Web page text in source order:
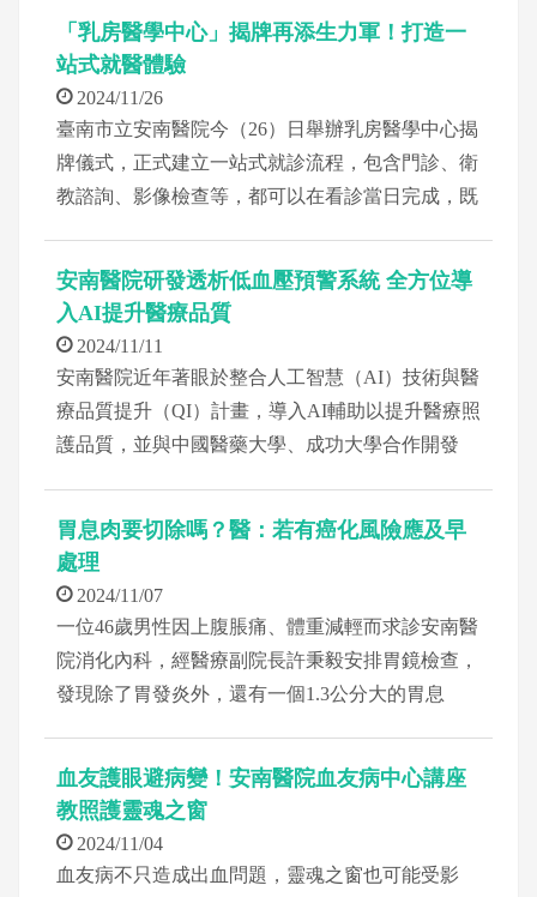
局副局長黃文正等市府貴賓一同見證。
「乳房醫學中心」揭牌再添生力軍！打造一
站式就醫體驗
2024/11/26
臺南市立安南醫院今（26）日舉辦乳房醫學中心揭
牌儀式，正式建立一站式就診流程，包含門診、衛
教諮詢、影像檢查等，都可以在看診當日完成，既
藥大學附設醫院乳房外科主任暨乳癌團隊負責人劉
良智，於每週二下午1點駐診。安南醫院院長林聖
哲表示，乳房醫學中心啟用與劉良智主任的加入可
謂「雙喜臨門」，並期許未來能提供患者更完善的
醫療體驗。
安南醫院研發透析低血壓預警系統 全方位導
入AI提升醫療品質
2024/11/11
安南醫院近年著眼於整合人工智慧（AI）技術與醫
療品質提升（QI）計畫，導入AI輔助以提升醫療照
護品質，並與中國醫藥大學、成功大學合作開發
的準確率，在接受者操作特徵（ROC）曲線下面積
更達95%以上，顯示具有極佳的預測能力。
胃息肉要切除嗎？醫：若有癌化風險應及早
處理
2024/11/07
一位46歲男性因上腹脹痛、體重減輕而求診安南醫
院消化內科，經醫療副院長許秉毅安排胃鏡檢查，
發現除了胃發炎外，還有一個1.3公分大的胃息
血友護眼避病變！安南醫院血友病中心講座
教照護靈魂之窗
2024/11/04
血友病不只造成出血問題，靈魂之窗也可能受影